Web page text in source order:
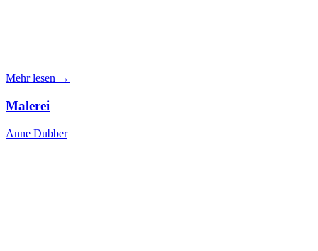
Mehr lesen →
Malerei
Anne Dubber